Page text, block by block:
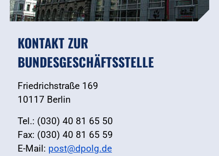
KONTAKT ZUR
BUNDESGESCHÄFTSSTELLE
Friedrichstraße 169
10117 Berlin
Tel.: (030) 40 81 65 50
Fax: (030) 40 81 65 59
E-Mail: post@dpolg.de